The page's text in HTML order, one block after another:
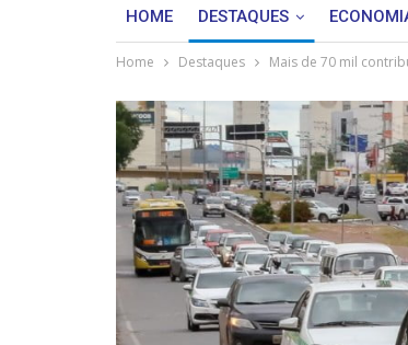
HOME DESTAQUES
Home Destaques Mais de 70 mil